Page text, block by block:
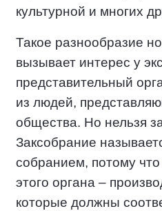
культурной и многих
Такое разнообразие
вызывает интерес у
представительный
из людей,
общества. Но нельзя
Заксобрание
собранием, потому что
этого органа –
которые должны